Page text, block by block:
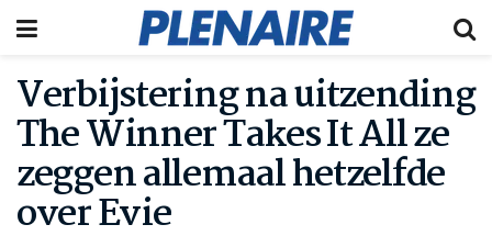
Verbijstering na uitzending
The Winner Takes It All ze
zeggen allemaal hetzelfde
over Evie